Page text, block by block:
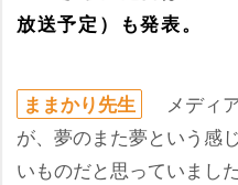
放送予定）も発表。
ままかり先生
メディ
が、夢のまた夢という感
いものだと思っていまし